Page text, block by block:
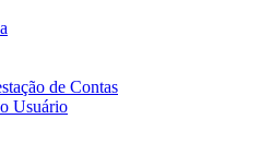
de Contas
Usuário